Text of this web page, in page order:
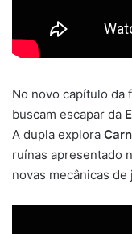
No novo capítulo da
buscam escapar da
A dupla explora
ruínas apresentado
novas mecânicas de